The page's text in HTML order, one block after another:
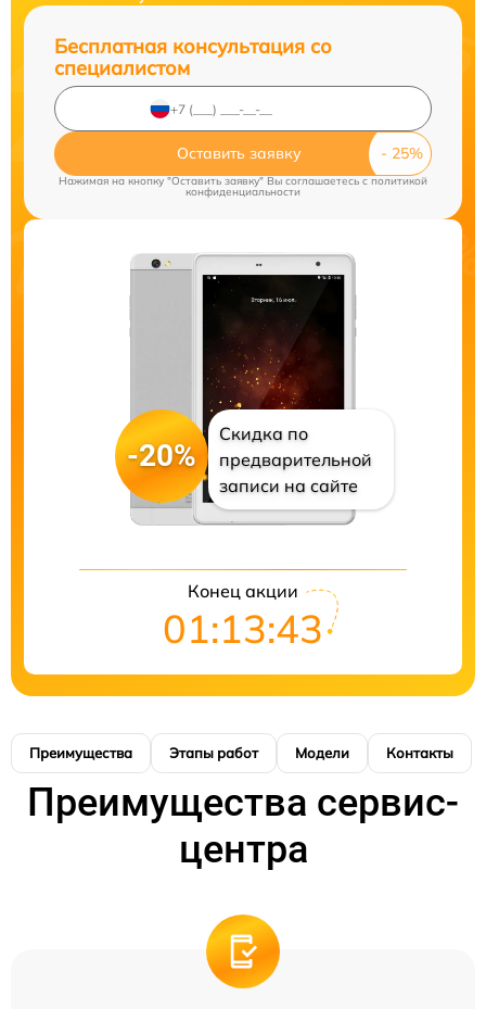
Бесплатная консультация со
специалистом
Оставить заявку
Нажимая на кнопку "Оставить заявку" Вы соглашаетесь c политикой
конфиденциальности
-20%
Скидка по
предварительной
записи на сайте
Конец акции
01:13:41
Преимущества Этапы работ Модели Контакты
Преимущества сервис-
центра